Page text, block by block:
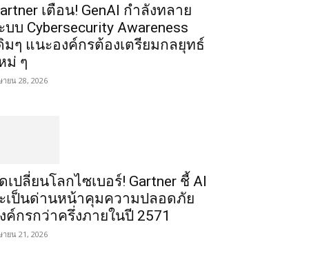
เตือน! GenAI กำลังทลาย
บบ Cybersecurity Awareness
มๆ แนะองค์กรต้องเตรียมกลยุทธ์
ม่ ๆ
ายน 28, 2026
เปลี่ยนโลกไซเบอร์! Gartner ชี้ AI
เป็นด่านหน้าคุมความปลอดภัย
ค์กรกว่าครึ่งภายในปี 2571
ายน 21, 2026